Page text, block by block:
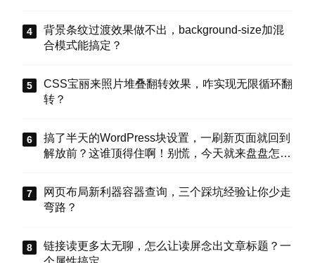
背景条纹过渡效果做不出，background-size加混
合模式能搞定？
CSS宝丽来照片堆叠翻转效果，咋实现无限循环翻
转？
搞了半天的WordPress块设置，一刷新页面就回到
解放前？这谁顶得住啊！别慌，今天就来盘盘怎么
车”。
网页布局新利器容器查询，三个踩坑经验让你少走
弯路？
链接读更多太无聊，怎么让读屏念出文章标题？一